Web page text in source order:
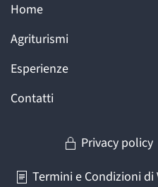
Home
Agriturismi
Esperienze
Contatti
Privacy policy
Termini e Condizioni di